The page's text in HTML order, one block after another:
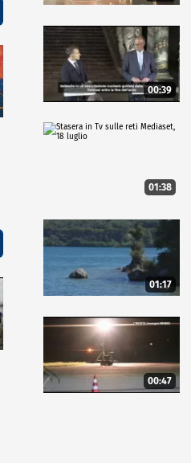
00:39
01:38
01:17
00:47